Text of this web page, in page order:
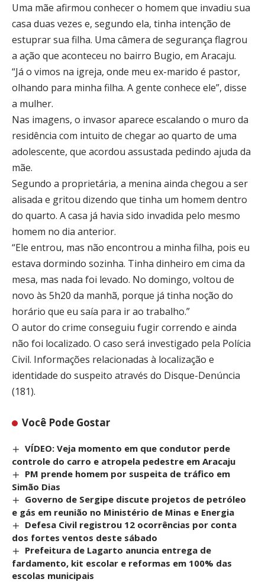
Uma mãe afirmou conhecer o homem que invadiu sua
casa duas vezes e, segundo ela, tinha intenção de
estuprar sua filha. Uma câmera de segurança flagrou
a ação que aconteceu no bairro Bugio, em Aracaju.
“Já o vimos na igreja, onde meu ex-marido é pastor,
olhando para minha filha. A gente conhece ele”, disse
a mulher.
Nas imagens, o invasor aparece escalando o muro da
residência com intuito de chegar ao quarto de uma
adolescente, que acordou assustada pedindo ajuda da
mãe.
Segundo a proprietária, a menina ainda chegou a ser
alisada e gritou dizendo que tinha um homem dentro
do quarto. A casa já havia sido invadida pelo mesmo
homem no dia anterior.
“Ele entrou, mas não encontrou a minha filha, pois eu
estava dormindo sozinha. Tinha dinheiro em cima da
mesa, mas nada foi levado. No domingo, voltou de
novo às 5h20 da manhã, porque já tinha noção do
horário que eu saía para ir ao trabalho.”
O autor do crime conseguiu fugir correndo e ainda
não foi localizado. O caso será investigado pela Polícia
Civil. Informações relacionadas à localização e
identidade do suspeito através do Disque-Denúncia
(181).
Você Pode Gostar
VÍDEO: Veja momento em que condutor perde
controle do carro e atropela pedestre em Aracaju
PM prende homem por suspeita de tráfico em
Simão Dias
Governo de Sergipe discute projetos de petróleo
e gás em reunião no Ministério de Minas e Energia
Defesa Civil registrou 12 ocorrências por conta
dos fortes ventos deste sábado
Prefeitura de Lagarto anuncia entrega de
fardamento, kit escolar e reformas em 100% das
escolas municipais